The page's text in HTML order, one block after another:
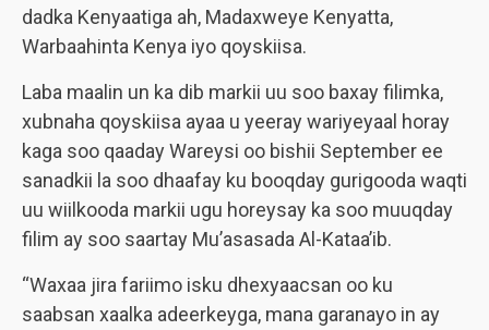
dadka Kenyaatiga ah, Madaxweye Kenyatta,
Warbaahinta Kenya iyo qoyskiisa.
Laba maalin un ka dib markii uu soo baxay filimka,
xubnaha qoyskiisa ayaa u yeeray wariyeyaal horay
kaga soo qaaday Wareysi oo bishii September ee
sanadkii la soo dhaafay ku booqday gurigooda waqti
uu wiilkooda markii ugu horeysay ka soo muuqday
filim ay soo saartay Mu’asasada Al-Kataa’ib.
“Waxaa jira fariimo isku dhexyaacsan oo ku
saabsan xaalka adeerkeyga, mana garanayo in ay